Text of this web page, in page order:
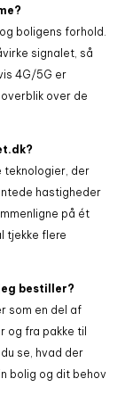
boligens forhold.
signalet, så
4G/5G er
over de
teknologier, der
hastigheder
på ét
tjekke flere
bestiller?
som en del af
og fra pakke til
se, hvad der
bolig og dit behov